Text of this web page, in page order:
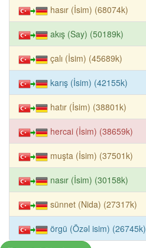
hasır (İsim) (68074k)
akış (Say) (50189k)
çalı (İsim) (45689k)
karış (İsim) (42155k)
hatır (İsim) (38801k)
hercai (İsim) (38659k)
muşta (İsim) (37501k)
nasır (İsim) (30158k)
sünnet (Nida) (27317k)
örgü (Özəl isim) (26745k)